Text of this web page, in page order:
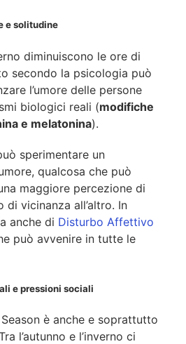
e solitudine
diminuiscono le ore di
secondo la psicologia può
l’umore delle persone
biologici reali (modifiche
e melatonina).
sperimentare un
qualcosa che può
maggiore percezione di
vicinanza all’altro. In
anche di Disturbo Affettivo
può avvenire in tutte le
e pressioni sociali
è anche e soprattutto
l’autunno e l’inverno ci